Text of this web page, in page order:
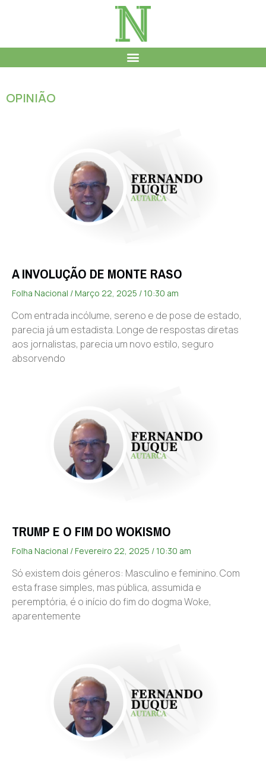
OPINIÃO
A INVOLUÇÃO DE MONTE RASO
Folha Nacional Março 22, 2025 10:30 am
Com entrada incólume, sereno e de pose de estado,
parecia já um estadista. Longe de respostas diretas
aos jornalistas, parecia um novo estilo, seguro
absorvendo
TRUMP E O FIM DO WOKISMO
Folha Nacional Fevereiro 22, 2025 10:30 am
Só existem dois géneros: Masculino e feminino. Com
esta frase simples, mas pública, assumida e
peremptória, é o início do fim do dogma Woke,
aparentemente